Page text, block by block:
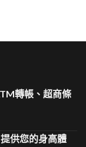
轉帳、超商條
供您的身高體